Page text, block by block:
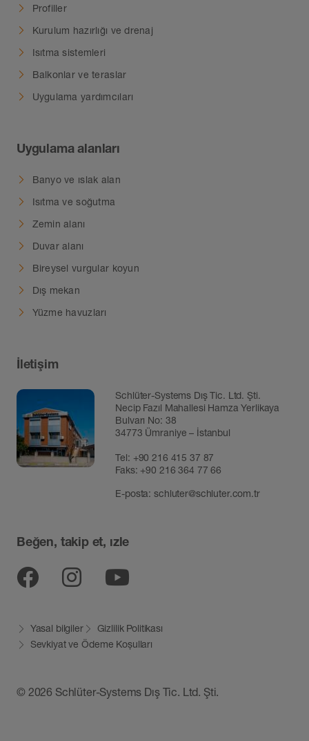
Profiller
Kurulum hazırlığı ve drenaj
Isıtma sistemleri
Balkonlar ve teraslar
Uygulama yardımcıları
Uygulama alanları
Banyo ve ıslak alan
Isıtma ve soğutma
Zemin alanı
Duvar alanı
Bireysel vurgular koyun
Dış mekan
Yüzme havuzları
İletişim
Schlüter-Systems Dış Tic. Ltd. Şti.
Necip Fazıl Mahallesi Hamza Yerlikaya
Bulvarı No: 38
34773 Ümraniye – İstanbul
Tel: +90 216 415 37 87
Faks: +90 216 364 77 66
E-posta:schluter@schluter.com.tr
Beğen, takip et, ızle
Facebook
Instagram
© 2026 Schlüter-Systems Dış Tic. Ltd. Şti.
Yasal bilgiler
Gizlilik Politikası
Sevkiyat ve Ödeme Koșulları